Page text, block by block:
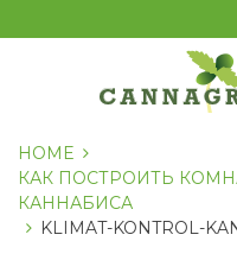
к
HOME
КАК ПОСТРОИТЬ
КАННАБИСА
KLIMAT-KONTROL-